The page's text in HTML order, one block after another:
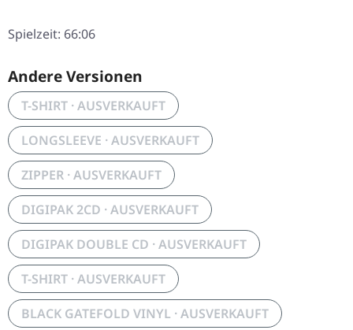
Spielzeit: 66:06
Andere Versionen
T-SHIRT · AUSVERKAUFT
LONGSLEEVE · AUSVERKAUFT
ZIPPER · AUSVERKAUFT
DIGIPAK 2CD · AUSVERKAUFT
DIGIPAK DOUBLE CD · AUSVERKAUFT
T-SHIRT · AUSVERKAUFT
BLACK GATEFOLD VINYL · AUSVERKAUFT